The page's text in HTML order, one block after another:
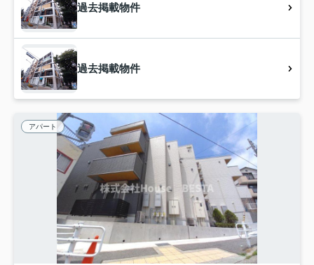
過去掲載物件
過去掲載物件
アパート